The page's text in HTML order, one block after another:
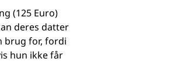
(125 Euro)
deres datter
brug for, fordi
hun ikke får